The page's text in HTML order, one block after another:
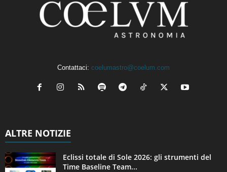
Contattaci: coelumastro@coelum.com
ALTRE NOTIZIE
Eclissi totale di Sole 2026: gli strumenti del
Time Baseline Team...